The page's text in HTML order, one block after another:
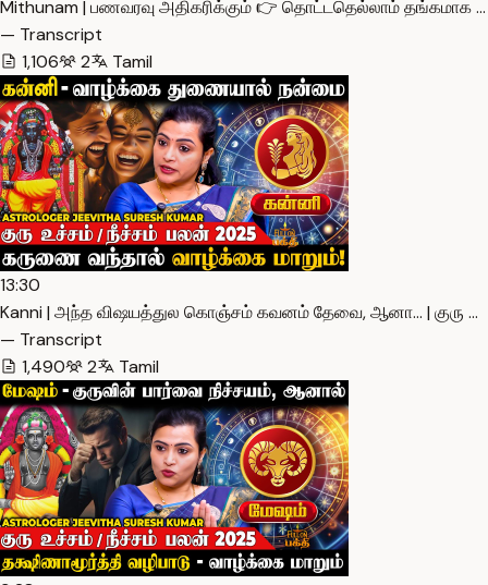
Mithunam | பணவரவு அதிகரிக்கும் 👉 தொட்டதெல்லாம் தங்கமாக …
— Transcript
1,106
2 Tamil
13:30
Kanni | அந்த விஷயத்துல கொஞ்சம் கவனம் தேவை, ஆனா… | குரு …
— Transcript
1,490
2 Tamil